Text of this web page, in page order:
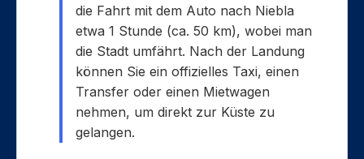
die Fahrt mit dem Auto nach Niebla
etwa 1 Stunde (ca. 50 km), wobei man
die Stadt umfährt. Nach der Landung
können Sie ein offizielles Taxi, einen
Transfer oder einen Mietwagen
nehmen, um direkt zur Küste zu
gelangen.